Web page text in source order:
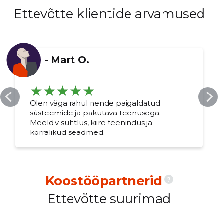
Ettevõtte klientide arvamused
- Mart O.
Olen väga rahul nende paigaldatud
süsteemide ja pakutava teenusega.
Meeldiv suhtlus, kiire teenindus ja
korralikud seadmed.
Koostööpartnerid ?
Ettevõtte suurimad